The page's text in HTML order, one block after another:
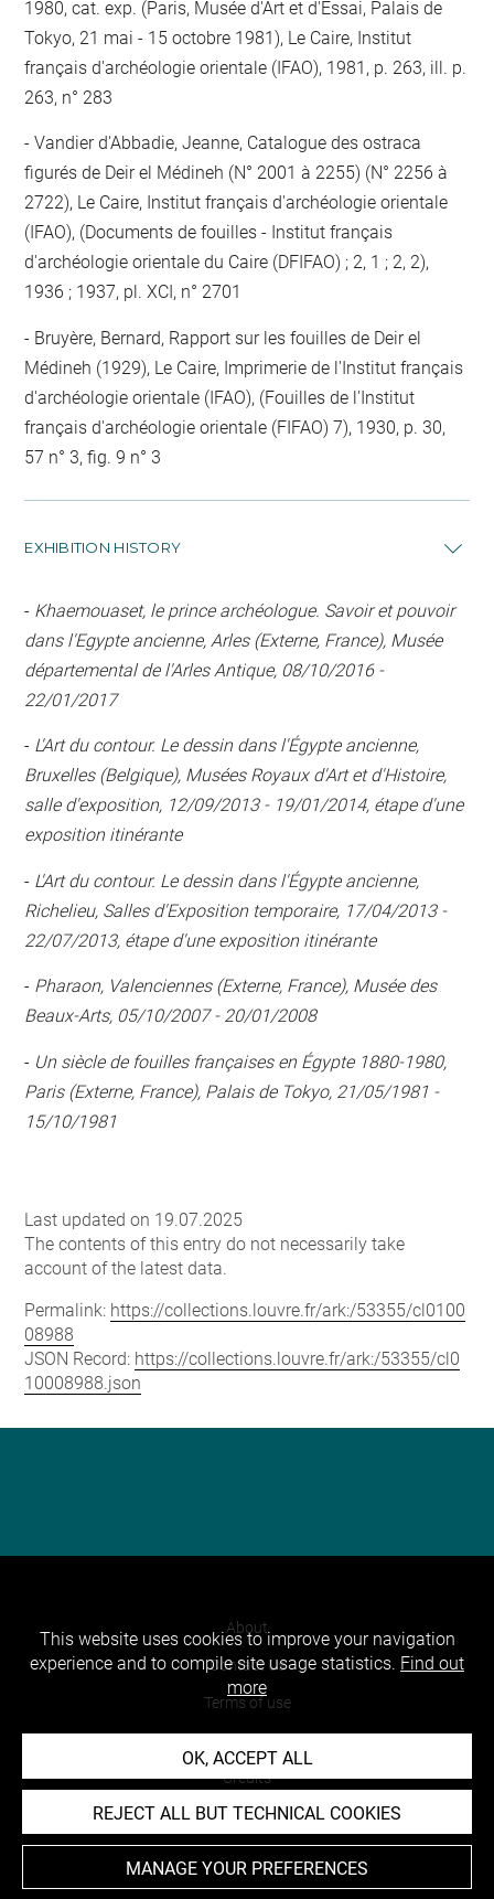
1980, cat. exp. (Paris, Musée d'Art et d'Essai, Palais de
Tokyo, 21 mai - 15 octobre 1981), Le Caire, Institut
français d'archéologie orientale (IFAO), 1981, p. 263, ill. p.
263, n° 283
Vandier d'Abbadie, Jeanne, Catalogue des ostraca
figurés de Deir el Médineh (N° 2001 à 2255) (N° 2256 à
2722), Le Caire, Institut français d'archéologie orientale
(IFAO), (Documents de fouilles - Institut français
d'archéologie orientale du Caire (DFIFAO) ; 2, 1 ; 2, 2),
1936 ; 1937, pl. XCI, n° 2701
Bruyère, Bernard, Rapport sur les fouilles de Deir el
Médineh (1929), Le Caire, Imprimerie de l'Institut français
d'archéologie orientale (IFAO), (Fouilles de l'Institut
français d'archéologie orientale (FIFAO) 7), 1930, p. 30,
57 n° 3, fig. 9 n° 3
EXHIBITION HISTORY
- Khaemouaset, le prince archéologue. Savoir et pouvoir
dans l'Egypte ancienne, Arles (Externe, France), Musée
départemental de l'Arles Antique, 08/10/2016 -
22/01/2017
- L'Art du contour. Le dessin dans l'Égypte ancienne,
Bruxelles (Belgique), Musées Royaux d'Art et d'Histoire,
salle d'exposition, 12/09/2013 - 19/01/2014, étape d'une
exposition itinérante
- L'Art du contour. Le dessin dans l'Égypte ancienne,
Richelieu, Salles d'Exposition temporaire, 17/04/2013 -
22/07/2013, étape d'une exposition itinérante
- Pharaon, Valenciennes (Externe, France), Musée des
Beaux-Arts, 05/10/2007 - 20/01/2008
- Un siècle de fouilles françaises en Égypte 1880-1980,
Paris (Externe, France), Palais de Tokyo, 21/05/1981 -
15/10/1981
Last updated on 19.07.2025
The contents of this entry do not necessarily take
account of the latest data.
Permalink: https://collections.louvre.fr/ark:/53355/cl0100
08988
JSON Record: https://collections.louvre.fr/ark:/53355/cl0
10008988.json
About
Contact Us
Terms of use
Cookies
Credits
Accessibility : non compliant
This website uses cookies to improve your navigation
experience and to compile site usage statistics. Find out
more
OK, ACCEPT ALL
REJECT ALL BUT TECHNICAL COOKIES
MANAGE YOUR PREFERENCES